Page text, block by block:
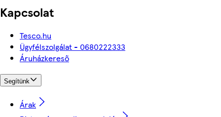
Kapcsolat
Tesco.hu
Ügyfélszolgálat - 0680222333
Áruházkereső
Segítünk
Árak